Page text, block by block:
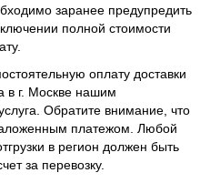
заранее предупредить
полной стоимости
оплату доставки
в г. Москве нашим
Обратите внимание, что
платежом. Любой
в регион должен быть
за перевозку.